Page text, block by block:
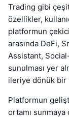
Trading gibi
özellikler,
platformun
arasında DeFi,
Assistant,
sunulması yer
ileriye dönük bir
Platformun
ortamı sunmaya